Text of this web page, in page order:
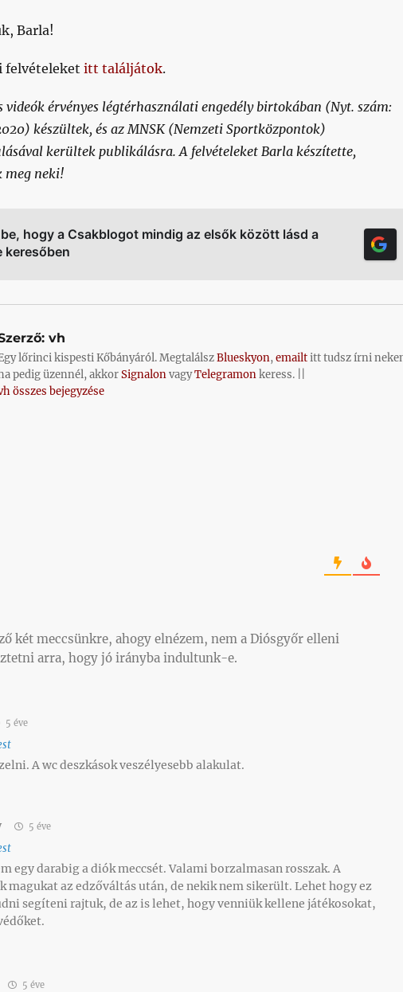
Barla!
felvételeket itt találjátok.
videók érvényes légtérhasználati engedély birtokában (Nyt. szám:
készültek, és az MNSK (Nemzeti Sportközpontok)
kerültek publikálásra. A felvételeket Barla készítette,
meg neki!
hogy a Csakblogot mindig az elsők között lásd a
keresőben
vh
lőrinci kispesti Kőbányáról. MegtalálszBlueskyon,emailtitt tudsz írni
pedig üzennél, akkorSignalonvagyTelegramonkeress. ||
összes bejegyzése
két meccsünkre, ahogy elnézem, nem a Diósgyőr elleni
arra, hogy jó irányba indultunk-e.
5 éve
A wc deszkások veszélyesebb alakulat.
5 éve
egy darabig a diók meccsét. Valami borzalmasan rosszak. A
magukat az edzőváltás után, de nekik nem sikerült. Lehet hogy ez
segíteni rajtuk, de az is lehet, hogy venniük kellene játékosokat,
5 éve